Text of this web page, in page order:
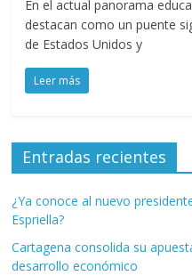
En el actual panorama
destacan como un puente
de Estados Unidos y
Leer más
Entradas recientes
¿Ya conoce al nuevo
Espriella?
Cartagena consolida su
desarrollo económico